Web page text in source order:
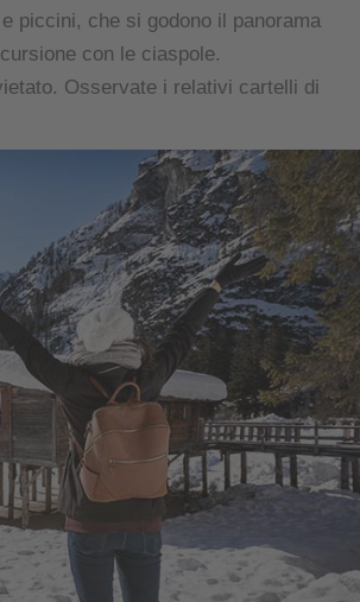
piccini, che si godono il panorama
con le ciaspole.
Osservate i relativi cartelli di